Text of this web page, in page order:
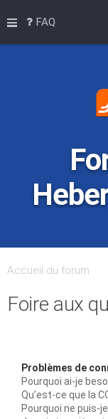
Raccourcis
FAQ
Accueil du forum
Foire aux
Problèmes de
Pourquoi ai-je
Qu’est-ce que la
Pourquoi ne puis-